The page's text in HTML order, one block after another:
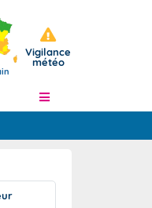
Vigilance
météo
à J+7